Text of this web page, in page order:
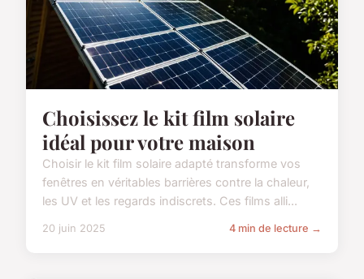
Choisissez le kit film solaire
idéal pour votre maison
Choisir le kit film solaire adapté transforme vos
fenêtres en véritables barrières contre la chaleur,
les UV et les regards indiscrets. Ces films alli...
20 juin 2025 4 min de lecture →